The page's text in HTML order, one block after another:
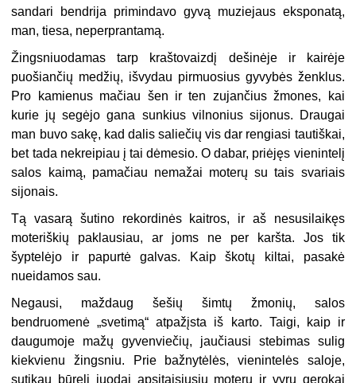
sandari bendrija primindavo gyvą muziejaus eksponatą,
man, tiesa, neperprantamą.
Žingsniuodamas tarp kraštovaizdį dešinėje ir kairėje
puošiančių medžių, išvydau pirmuosius gyvybės ženklus.
Pro kamienus mačiau šen ir ten zujančius žmones, kai
kurie jų segėjo gana sunkius vilnonius sijonus. Draugai
man buvo sakę, kad dalis saliečių vis dar rengiasi tautiškai,
bet tada nekreipiau į tai dėmesio. O dabar, priėjęs vienintelį
salos kaimą, pamačiau nemažai moterų su tais svariais
sijonais.
Tą vasarą šutino rekordinės kaitros, ir aš nesusilaikęs
moteriškių paklausiau, ar joms ne per karšta. Jos tik
šyptelėjo ir papurtė galvas. Kaip škotų kiltai, pasakė
nueidamos sau.
Negausi, maždaug šešių šimtų žmonių, salos
bendruomenė „svetimą“ atpažįsta iš karto. Taigi, kaip ir
daugumoje mažų gyvenviečių, jaučiausi stebimas sulig
kiekvienu žingsniu. Prie bažnytėlės, vienintelės saloje,
sutikau būrelį juodai apsitaisiusių moterų ir vyrų gerokai